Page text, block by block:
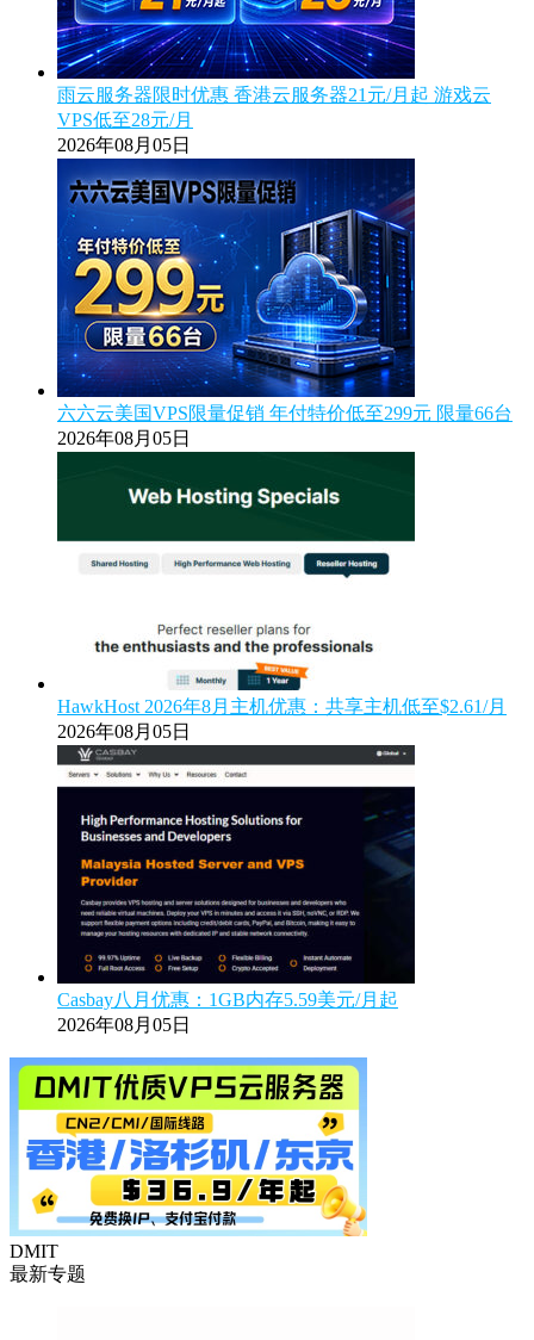
雨云服务器限时优惠 香港云服务器21元/月起 游戏云
VPS低至28元/月
2026年08月05日
六六云美国VPS限量促销 年付特价低至299元 限量66台
2026年08月05日
HawkHost 2026年8月主机优惠：共享主机低至$2.61/月
2026年08月05日
Casbay八月优惠：1GB内存5.59美元/月起
2026年08月05日
DMIT
最新专题